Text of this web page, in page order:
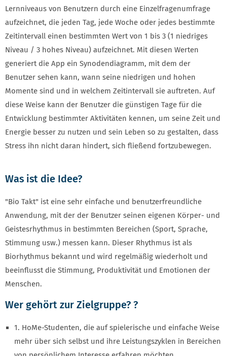
Lernniveaus von Benutzern durch eine Einzelfragenumfrage
aufzeichnet, die jeden Tag, jede Woche oder jedes bestimmte
Zeitintervall einen bestimmten Wert von 1 bis 3 (1 niedriges
Niveau / 3 hohes Niveau) aufzeichnet. Mit diesen Werten
generiert die App ein Synodendiagramm, mit dem der
Benutzer sehen kann, wann seine niedrigen und hohen
Momente sind und in welchem ​​Zeitintervall sie auftreten. Auf
diese Weise kann der Benutzer die günstigen Tage für die
Entwicklung bestimmter Aktivitäten kennen, um seine Zeit und
Energie besser zu nutzen und sein Leben so zu gestalten, dass
Stress ihn nicht daran hindert, sich fließend fortzubewegen.
Was ist die Idee?
"Bio Takt" ist eine sehr einfache und benutzerfreundliche
Anwendung, mit der der Benutzer seinen eigenen Körper- und
Geistesrhythmus in bestimmten Bereichen (Sport, Sprache,
Stimmung usw.) messen kann. Dieser Rhythmus ist als
Biorhythmus bekannt und wird regelmäßig wiederholt und
beeinflusst die Stimmung, Produktivität und Emotionen der
Menschen.
Wer gehört zur Zielgruppe? ?
1. HoMe-Studenten, die auf spielerische und einfache Weise
mehr über sich selbst und ihre Leistungszyklen in Bereichen